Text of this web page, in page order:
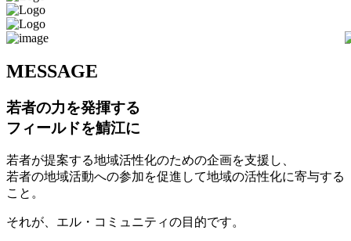
MESSAGE
若者の力を発揮する
フィールドを鯖江に
若者が提案する地域活性化のための企画を支援し、
若者の地域活動への参加を促進して地域の活性化に寄与する
こと。
それが、エル・コミュニティの目的です。